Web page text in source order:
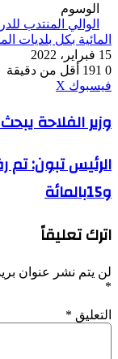
الوسوم
الوالي المنتدب
المائية بكل بلديات
15 فبراير، 2022
0
أقل من دقيقة
فيسبوك ‫X
وزير
الفلاحة
مع
سفير
روسيا
الثنائي
وزير الفلاحة
الرئيس
تبون:
تم
رفع
الموظفين
14
و15بالمائة
و15بالمائة
اترك تعليقاً
لن يتم نشر عنوان
*
التعليق *